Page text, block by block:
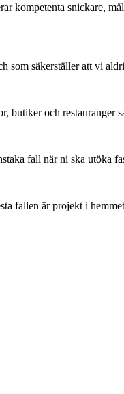
kompetenta snickare,
säkerställer att vi
och
fall när ni ska utöka
fallen är projekt i